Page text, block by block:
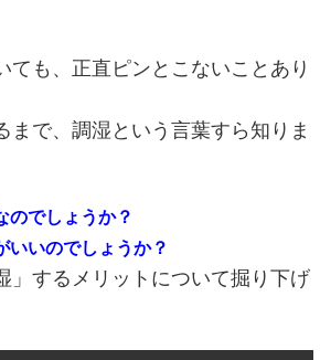
ても、正直ピンとこないことあり
まで、調湿という言葉すら知りま
のでしょうか？
いいのでしょうか？
」するメリットについて掘り下げ